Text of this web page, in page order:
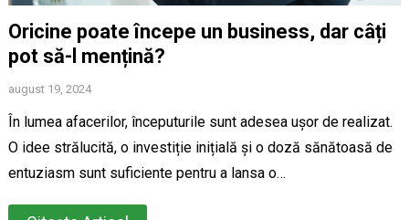
Oricine poate începe un business, dar câți
pot să-l mențină?
august 19, 2024
În lumea afacerilor, începuturile sunt adesea ușor de realizat.
O idee strălucită, o investiție inițială și o doză sănătoasă de
entuziasm sunt suficiente pentru a lansa o…